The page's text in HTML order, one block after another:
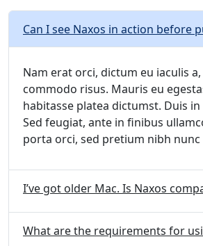
Can I see Naxos in action before
Nam erat orci, dictum eu iaculis
commodo risus. Mauris eu
habitasse platea dictumst. Duis
Sed feugiat, ante in finibus
porta orci, sed pretium nibh nunc
I’ve got older Mac. Is Naxos
What are the requirements for